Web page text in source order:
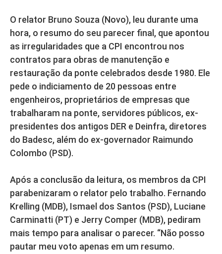
O relator Bruno Souza (Novo), leu durante uma
hora, o resumo do seu parecer final, que apontou
as irregularidades que a CPI encontrou nos
contratos para obras de manutenção e
restauração da ponte celebrados desde 1980. Ele
pede o indiciamento de 20 pessoas entre
engenheiros, proprietários de empresas que
trabalharam na ponte, servidores públicos, ex-
presidentes dos antigos DER e Deinfra, diretores
do Badesc, além do ex-governador Raimundo
Colombo (PSD).
Após a conclusão da leitura, os membros da CPI
parabenizaram o relator pelo trabalho. Fernando
Krelling (MDB), Ismael dos Santos (PSD), Luciane
Carminatti (PT) e Jerry Comper (MDB), pediram
mais tempo para analisar o parecer. “Não posso
pautar meu voto apenas em um resumo.